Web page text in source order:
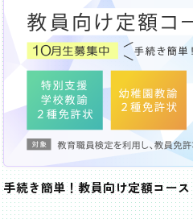
手続き簡単！教員向け定額コース